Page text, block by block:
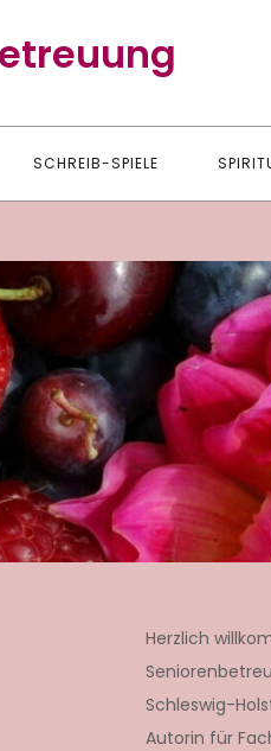
SCHREIB-SPIELE
Herzlich
Schleswig-
Autorin für